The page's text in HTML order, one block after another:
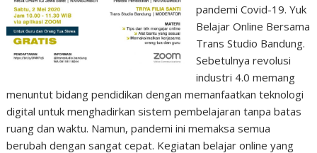
pandemi Covid-19. Yuk
Belajar Online Bersama
Trans Studio Bandung.
Sebetulnya revolusi
industri 4.0 memang
menuntut bidang pendidikan dengan memanfaatkan teknologi
digital untuk menghadirkan sistem pembelajaran tanpa batas
ruang dan waktu. Namun, pandemi ini memaksa semua
berubah dengan sangat cepat. Kegiatan belajar online yang